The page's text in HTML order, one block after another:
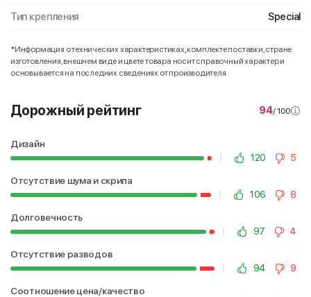
Тип крепления Special
*Информация о технических характеристиках, комплекте поставки, стране
изготовления, внешнем виде и цвете товара носит справочный характер и
основывается на последних сведениях от производителя
Дорожный рейтинг 94/ 100
Дизайн
120
5
Отсутствие шума и скрипа
106
8
Долговечность
97
4
Отсутствие разводов
94
9
Соотношение цена/качество